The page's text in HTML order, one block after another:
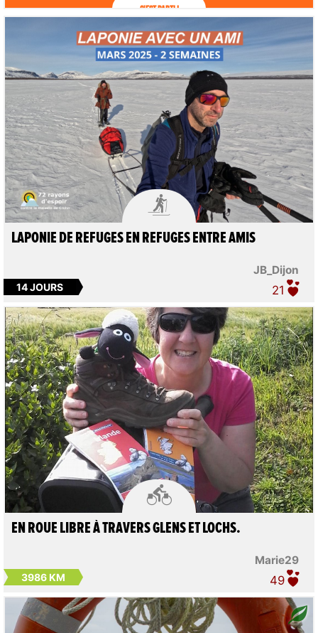
C'est parti !

JB_Dijon
LAPONIE DE REFUGES EN REFUGES ENTRE AMIS
14 JOURS 21

Marie29
EN ROUE LIBRE À TRAVERS GLENS ET LOCHS.
3986 KM 49